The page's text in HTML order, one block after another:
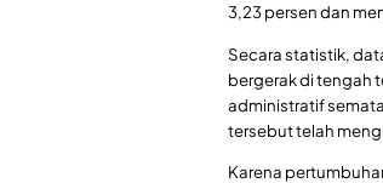
3,23 persen dan
Secara statistik,
bergerak di tengah
administratif
tersebut telah
Karena